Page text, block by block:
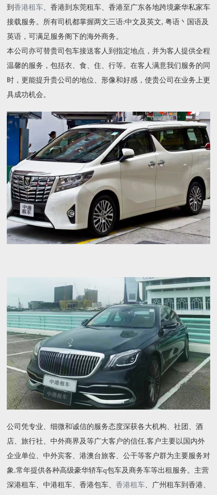
到 香港租车、香港到东莞租车、香港至广东各地跨境豪华私家车
接载服务。所有司机都掌握两文三语:中文及英文, 粤语丶国语及
英语，可满足服务阁下的海外商务。
本公司亦可替贵司包车接送客人到指定地点，并为客人提供全程
温馨的服务，包括衣、食、住、行等。在客人满意我们服务的同
时，更能提升贵公司的地位、形像和好感，使贵公司在业务上更
具成功机会。
公司凭专业、细微和诚信的服务态度深获各大机构、社团、酒
店、旅行社、中外商界及等广大客户的信任,客户主要以国内外
企业单位、中外宾客、港澳台旅客、公干等客户群为主要服务对
象.常年提供各种高级豪华轿车q包车及商务车等出租服务。主营
深港租车、中港租车、香港包车、 香港租车、广州租车到香港、